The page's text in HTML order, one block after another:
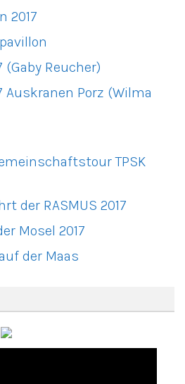
2017
(Gaby Reucher)
Auskranen Porz (Wilma
TPSK
der RASMUS 2017
Mosel 2017
der Maas